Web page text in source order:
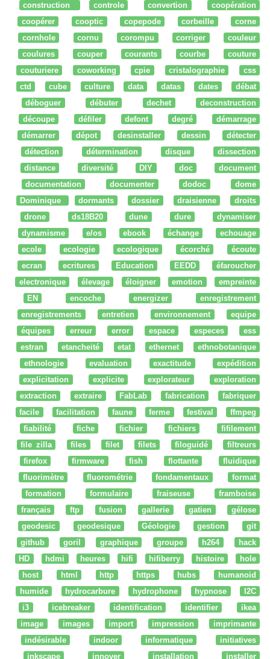
construction
controle convertion
coopération
coopérer
cooptic copepode corbeille
corne
cornhole
cornu corompu corriger
couleur
coulures
couper courants courbe
couture
couturiere
coworking cpie cristalographie
css
ctd
cube culture data datas dates
débat
déboguer
débuter dechet
deconstruction
découpe
défiler defont degré
démarrage
démarrer
dépot desinstaller dessin
détecter
détection
détermination disque
dissection
distance
diversité DIY doc
document
documentation
documenter dodoc
dome
Dominique
dormants dossier draisienne
droits
drone
ds18B20 dune dure
dynamiser
dynamisme
e/os ebook échange
echouage
ecole
ecologie ecologique écorché
écoute
ecran
ecritures Education EEDD
éfaroucher
electronique
élevage éloigner emotion
empreinte
EN
encoche energizer
enregistrement
enregistrements
entretien environnement
equipe
équipes
erreur error espace especes
ess
estran
etancheité etat ethernet
ethnobotanique
ethnologie
evaluation exactitude
expédition
explicitation
explicite explorateur
exploration
extraction
extraire FabLab fabrication
fabriquer
facile
facilitation faune ferme festival
ffmpeg
fiabilité
fiche fichier fichiers
fifilement
file zilla
files filet filets filoguidé
filtreurs
firefox
firmware fish flottante
fluidique
fluorimètre
fluorométrie fondamentaux
format
formation
formulaire fraiseuse
framboise
français
ftp fusion gallerie gatien
gélose
geodesic
geodesique Géologie gestion
git
github
goril graphique groupe h264
hack
HD
hdmi heures hifi hifiberry histoire
hole
host
html http https hubs
humanoid
humide
hydrocarbure hydrophone hypnose
I2C
i3
icebreaker identification identifier
ikea
image
images import impression
imprimante
indésirable
indoor informatique
initiatives
inkscape
innover installation installer